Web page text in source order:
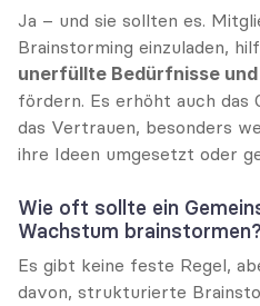
Ja – und sie sollten es.
Brainstorming einzuladen,
unerfüllte Bedürfnisse
fördern. Es erhöht auch das
das Vertrauen, besonders
ihre Ideen umgesetzt oder
Wie oft sollte ein
Wachstum brainstormen?
Es gibt keine feste Regel,
davon, strukturierte